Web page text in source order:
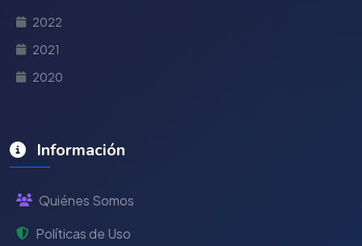
2022
2021
2020
Información
Quiénes Somos
Políticas de Uso